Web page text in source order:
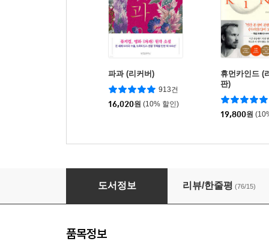
파과 (리커버)
913건
16,020원 (10% 할인)
휴먼카인드 (
판)
19,800원
긍정의 배신
도서정보 리뷰/한줄평 (76/15)
품목정보